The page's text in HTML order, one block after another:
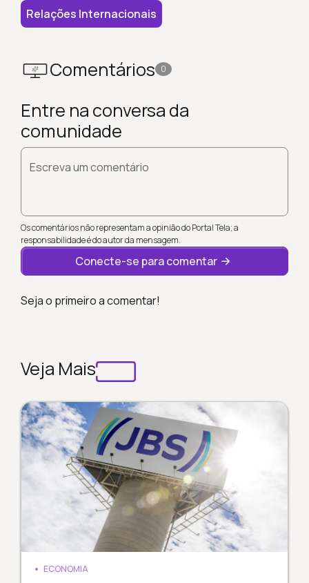
Relações Internacionais
Comentários 0
Entre na conversa da
comunidade
Escreva um comentário
Os comentários não representam a opinião do Portal Tela; a
responsabilidade é do autor da mensagem.
Conecte-se para comentar
Seja o primeiro a comentar!
Veja Mais
ECONOMIA